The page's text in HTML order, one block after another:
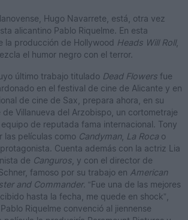
Hugo Navarrete, está, otra vez
alicantino Pablo Riquelme. En esta
la producción de Hollywood Heads Will Roll,
el humor negro con el terror.
último trabajo titulado Dead Flowers fue
en el festival de cine de Alicante y en
de cine de Sax, prepara ahora, en su
Villanueva del Arzobispo, un cortometraje
de reputada fama internacional. Tony
las películas como Candyman, La Roca o
Cuenta además con la actriz Lia
de Canguros , y con el director de
famoso por su trabajo en American
and Commander. “Fue una de las mejores
hasta la fecha, me quede en shock”,
Riquelme convenció al jiennense